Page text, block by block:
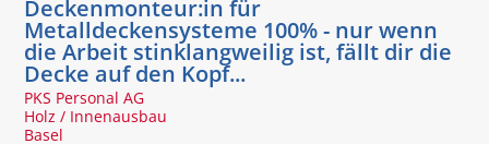
Deckenmonteur:in für
Metalldeckensysteme 100% - nur wenn
die Arbeit stinklangweilig ist, fällt dir die
Decke auf den Kopf...
PKS Personal AG
Holz / Innenausbau
Basel